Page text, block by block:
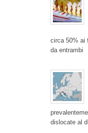
circa 50% ai
da entrambi
dislocate al